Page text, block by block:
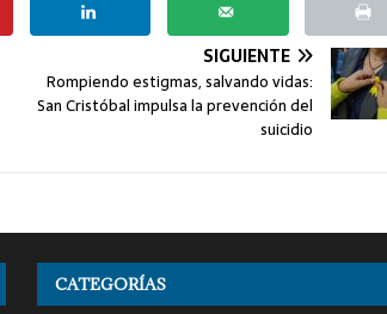
SIGUIENTE
Rompiendo estigmas, salvando vidas:
San Cristóbal impulsa la prevención del
suicidio
CATEGORÍAS